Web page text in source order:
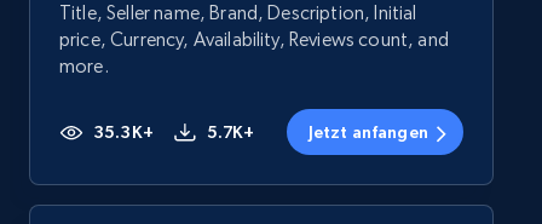
Title, Seller name, Brand, Description, Initial
price, Currency, Availability, Reviews count, and
more.
35.3K+ 5.7K+ Jetzt anfangen